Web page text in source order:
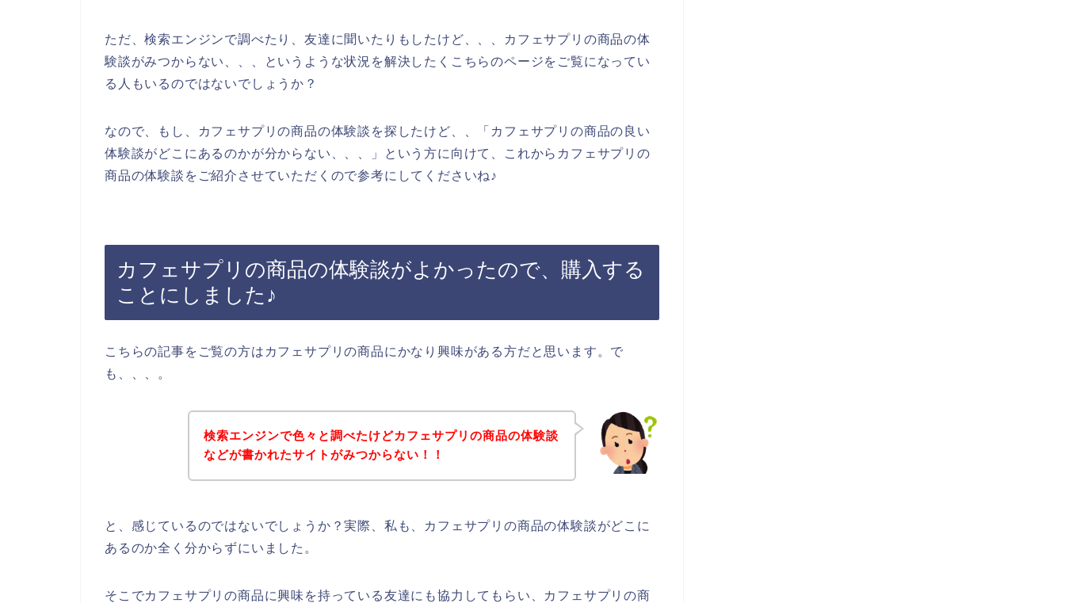
ただ、検索エンジンで調べたり、友達に聞いたりもしたけど、、、カフェサプリの商品の体
験談がみつからない、、、というような状況を解決したくこちらのページをご覧になってい
る人もいるのではないでしょうか？
なので、もし、カフェサプリの商品の体験談を探したけど、、「カフェサプリの商品の良い
体験談がどこにあるのかが分からない、、、」という方に向けて、これからカフェサプリの
商品の体験談をご紹介させていただくので参考にしてくださいね♪
カフェサプリの商品の体験談がよかったので、購入する
ことにしました♪
こちらの記事をご覧の方はカフェサプリの商品にかなり興味がある方だと思います。で
も、、、。
検索エンジンで色々と調べたけどカフェサプリの商品の体験談
などが書かれたサイトがみつからない！！
と、感じているのではないでしょうか？実際、私も、カフェサプリの商品の体験談がどこに
あるのか全く分からずにいました。
そこでカフェサプリの商品に興味を持っている友達にも協力してもらい、カフェサプリの商